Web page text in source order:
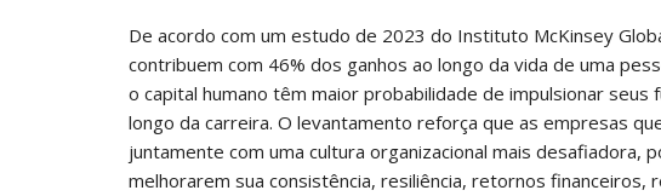
De acordo com um estudo de 2023 do Instituto McKinsey
contribuem com 46% dos ganhos ao longo da vida de uma
o capital humano têm maior probabilidade de impulsionar seus
longo da carreira. O levantamento reforça que as empresas
juntamente com uma cultura organizacional mais desafiadora,
melhorarem sua consistência, resiliência, retornos financeiros,